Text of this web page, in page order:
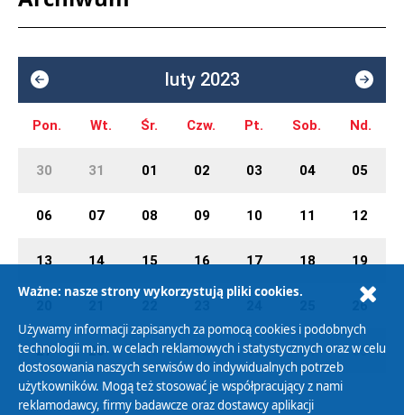
luty 2023
Pon. Wt. Śr. Czw. Pt. Sob. Nd.
30 31 01 02 03 04 05
06 07 08 09 10 11 12
13 14 15 16 17 18 19
26
27 28 01 02 03 04 05
Ważne: nasze strony wykorzystują pliki cookies.
Używamy informacji zapisanych za pomocą cookies i podobnych
technologii m.in. w celach reklamowych i statystycznych oraz w celu
dostosowania naszych serwisów do indywidualnych potrzeb
użytkowników. Mogą też stosować je współpracujący z nami
reklamodawcy, firmy badawcze oraz dostawcy aplikacji